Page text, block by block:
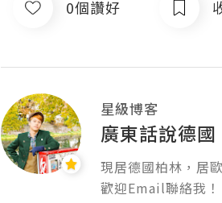
0個讚好
星級博客
廣東話說德國
現居德國柏林，居
歡迎Email聯絡我